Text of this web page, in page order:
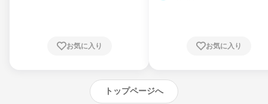
崎県、熊本県、大分県、宮崎県、鹿児島県、
お気に入り お気に入り
トップページへ